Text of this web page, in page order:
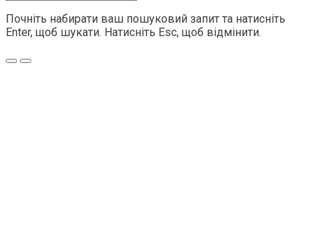
Почніть набирати ваш пошуковий запит та натисніть
Enter, щоб шукати. Натисніть Esc, щоб відмінити.
Меню